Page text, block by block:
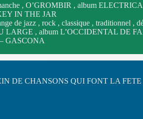
, O’GROMBIR , album
IN THE JAR
de jazz , rock , classique , traditionnel ,
LARGE , album L’OCCIDENTAL DE
GASCONA
DE CHANSONS QUI FONT LA